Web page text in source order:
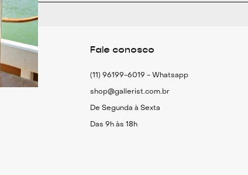
Fale conosco
(11) 96199-6019 - Whatsapp
shop@gallerist.com.br
De Segunda à Sexta
Das 9h às 18h